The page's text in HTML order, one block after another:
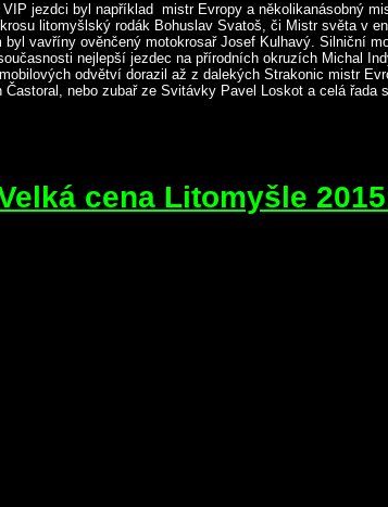
VIP jezdci byl například mistr Evropy a několikanásobný
litomyšlský rodák Bohuslav Svatoš, či Mistr světa v
byl vavříny ověnčený motokrosař Josef Kulhavý. Silniční
nejlepší jezdec na přírodních okruzích Michal
odvětví dorazil až z dalekých Strakonic mistr
Častoral, nebo zubař ze Svitávky Pavel Loskot a celá řada
cena Litomyšle